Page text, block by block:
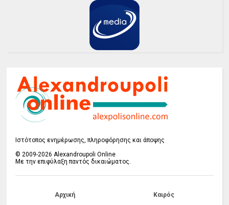
Ιστότοπος ενημέρωσης, πληροφόρησης και άποψης
© 2009-2026 Alexandroupoli Online
Με την επιφύλαξη παντός δικαιώματος.
Αρχική Καιρός